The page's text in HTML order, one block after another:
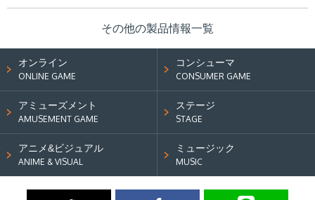
その他の製品情報一覧
オンライン
ONLINE GAME
コンシューマ
CONSUMER GAME
アミューズメント
AMUSEMENT GAME
ステージ
STAGE
アニメ&ビジュアル
ANIME & VISUAL
ミュージック
MUSIC